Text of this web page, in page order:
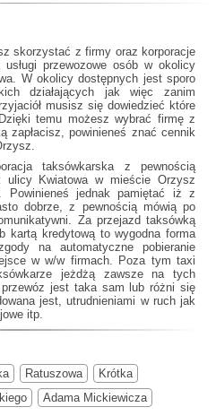
skorzystać z firmy oraz korporacje
przewozowe osób w okolicy
W okolicy dostępnych jest sporo
działających jakwięc zanim
musisz się dowiedzieć które
temu możesz wybrać firmę z
zapłacisz, powinieneś znać cennik
taksówkarska z pewnością
ulicy Kwiatowa w mieście Orzysz
Powinieneś jednak pamiętać iż z
dobrze, z pewnością mówią po
Za przejazd taksówką
kartą kredytową to wygodna forma
na automatyczne pobieranie
w w/w firmach. Poza tym taxi
jeżdżą zawsze na tych
jest taka sam lub różni się
jest, utrudnieniami w ruch jak
itp.
Ratuszowa
Krótka
Adama Mickiewicza